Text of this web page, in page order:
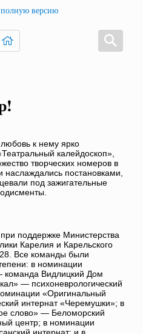
версию
к нему ярко
калейдоскоп»,
творческих номеров в
постановками,
под зажигательные
поддержке Министерства
Карелия и Карельского
Все команды были
в номинации
команда Видлицкий Дом
— психоневрологический
«Оригинальный
интернат «Черемушки»; в
слово» — Беломорский
центр; в номинации